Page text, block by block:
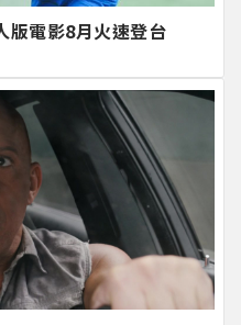
版電影8月火速登台